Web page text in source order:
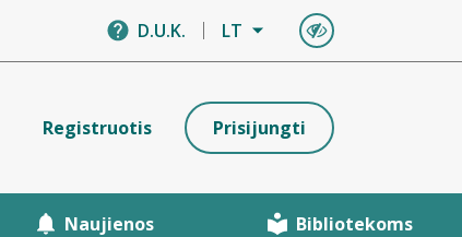
D.U.K. LT
Registruotis Prisijungti
Naujienos Bibliotekoms